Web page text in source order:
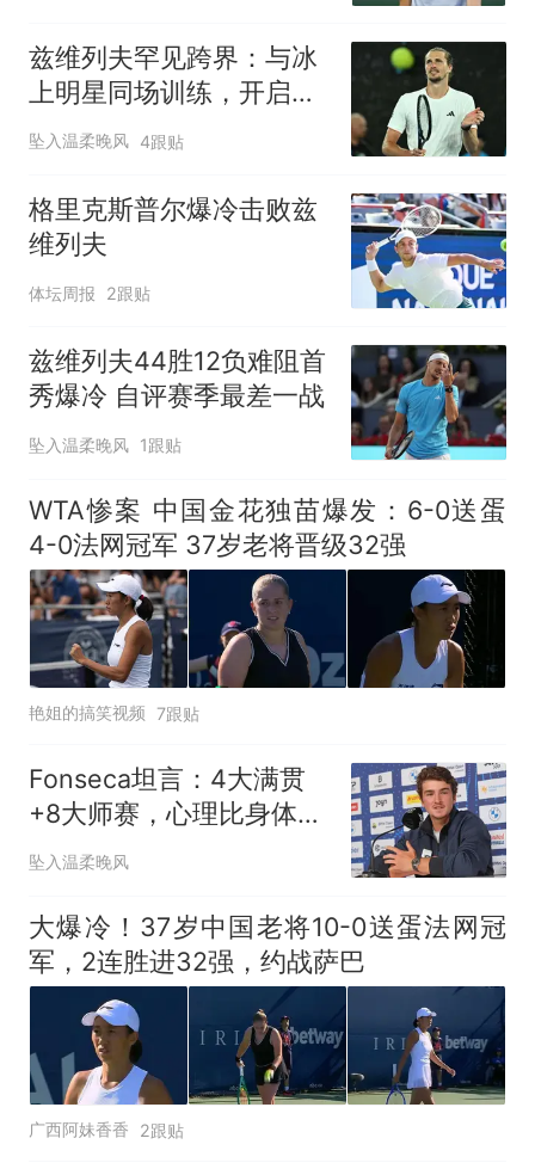
兹维列夫罕见跨界：与冰
上明星同场训练，开启争
冠之旅
坠入温柔晚风 4跟贴
格里克斯普尔爆冷击败兹
维列夫
体坛周报 2跟贴
兹维列夫44胜12负难阻首
秀爆冷 自评赛季最差一战
坠入温柔晚风 1跟贴
WTA惨案 中国金花独苗爆发：6-0送蛋
4-0法网冠军 37岁老将晋级32强
艳姐的搞笑视频 7跟贴
Fonseca坦言：4大满贯
+8大师赛，心理比身体更
受煎熬
坠入温柔晚风
大爆冷！37岁中国老将10-0送蛋法网冠
军，2连胜进32强，约战萨巴
广西阿妹香香 2跟贴